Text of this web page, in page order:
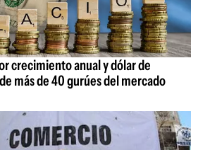
crecimiento anual y dólar de
más de 40 gurúes del mercado